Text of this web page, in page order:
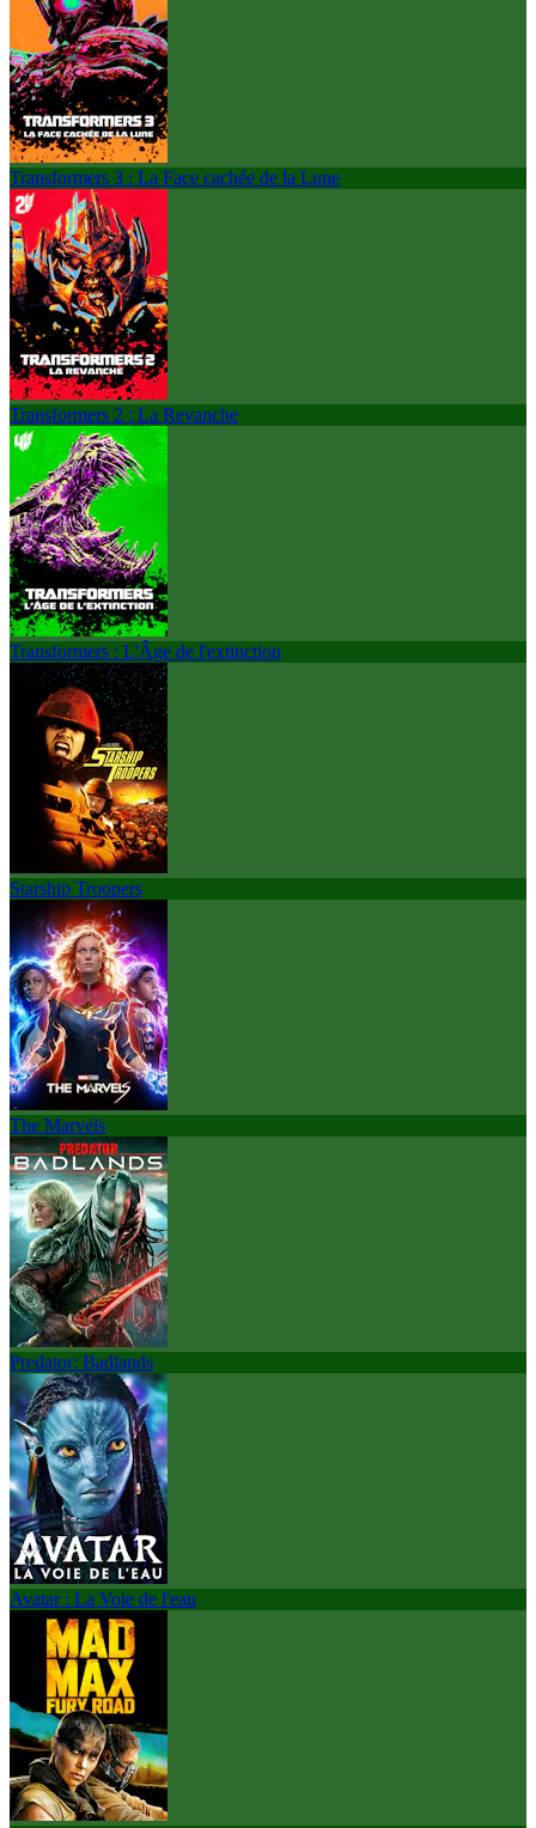
Transformers 3 : La Face cachée de la Lune
Transformers 2 : La Revanche
Transformers : L'Âge de l'extinction
Starship Troopers
The Marvels
Predator: Badlands
Avatar : La Voie de l'eau